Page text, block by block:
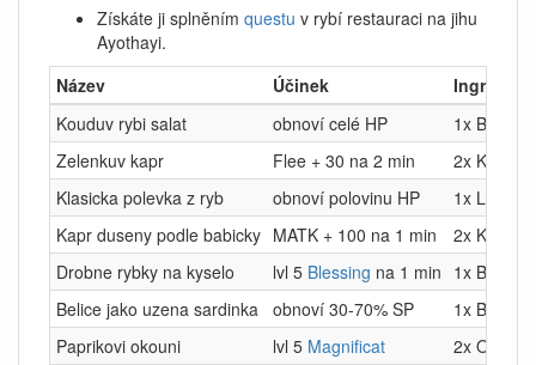
Získáte ji splněním questu v rybí restauraci na jihu
Ayothayi.
Název
Účinek
Kouduv rybi salat
obnoví celé HP
1x Belice,
Zelenkuv kapr
Flee + 30 na 2 min
2x Kapr,
Klasicka polevka z ryb
obnoví polovinu HP
1x Lin, 1x
Kapr duseny podle babicky MATK + 100 na 1 min
2x Kapr,
Drobne rybky na kyselo
lvl 5 Blessing na 1 min 1x Belice,
Belice jako uzena sardinka obnoví 30-70% SP
1x Belice,
Paprikovi okouni
lvl 5 Magnificat 2x